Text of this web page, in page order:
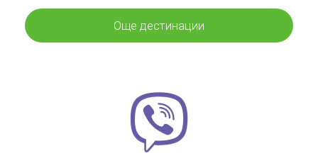
Още дестинации